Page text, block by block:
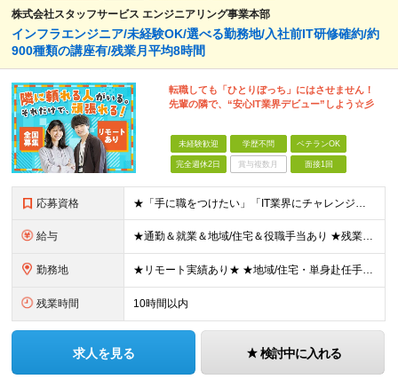
株式会社スタッフサービス エンジニアリング事業本部
インフラエンジニア/未経験OK/選べる勤務地/入社前IT研修確約/約
900種類の講座有/残業月平均8時間
転職しても「ひとりぼっち」にはさせません！
先輩の隣で、“安心IT業界デビュー”しよう☆彡
未経験歓迎 学歴不問 ベテランOK
完全週休2日 賞与複数月 面接1回
応募資格 ★「手に職をつけたい」「IT業界にチャレンジしたい」方歓迎！ ■学歴不問 ■IT知識・理系文系不問！未経験・第二新卒OK ★ITサポート・IT事務やエンジニアの経験をお持ちの方は優遇します！ 地方在
給与 ★通勤＆就業＆地域/住宅＆役職手当あり ★残業代は全額支給 ★選べる給与制度あり！ ■東京・神奈川・千葉・埼玉勤務の場合 月給24.5万円～55万円＋諸手当 （残業代は全額支給） (20,000円の
勤務地 ★リモート実績あり★ ★地域/住宅・単身赴任手当などサポートも万全 ★転任費用や寮・社宅制度も完備しています ★勤務地については希望を考慮の上、決定します ★面接地エリアでの就業率92％以上！ 『地
残業時間 10時間以内
求人を見る 検討中に入れる